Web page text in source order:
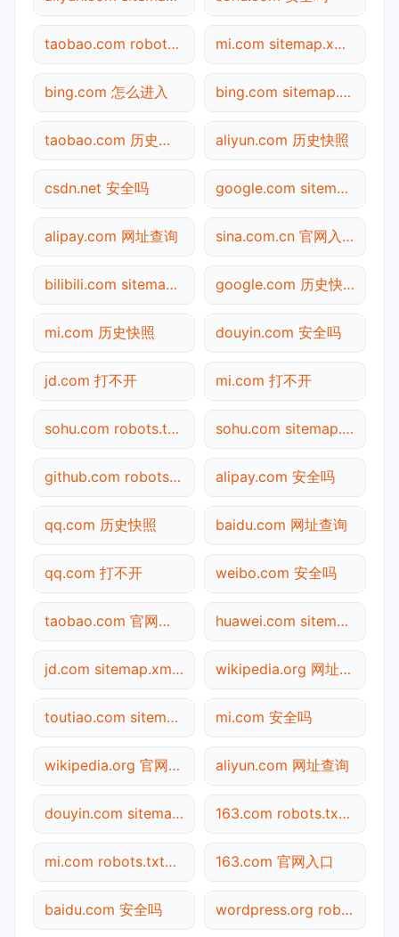
taobao.com robots.txt检测 mi.com sitemap.xml检测
bing.com 怎么进入 bing.com sitemap.xml检测
taobao.com 历史快照 aliyun.com 历史快照
csdn.net 安全吗 google.com sitemap.xml检测
alipay.com 网址查询 sina.com.cn 官网入口
bilibili.com sitemap.xml检测 google.com 历史快照
mi.com 历史快照 douyin.com 安全吗
jd.com 打不开 mi.com 打不开
sohu.com robots.txt检测 sohu.com sitemap.xml检测
github.com robots.txt检测 alipay.com 安全吗
qq.com 历史快照 baidu.com 网址查询
qq.com 打不开 weibo.com 安全吗
taobao.com 官网入口 huawei.com sitemap.xml检测
jd.com sitemap.xml检测 wikipedia.org 网址查询
toutiao.com sitemap.xml检测 mi.com 安全吗
wikipedia.org 官网入口 aliyun.com 网址查询
douyin.com sitemap.xml检测 163.com robots.txt检测
mi.com robots.txt检测 163.com 官网入口
baidu.com 安全吗 wordpress.org robots.txt检测